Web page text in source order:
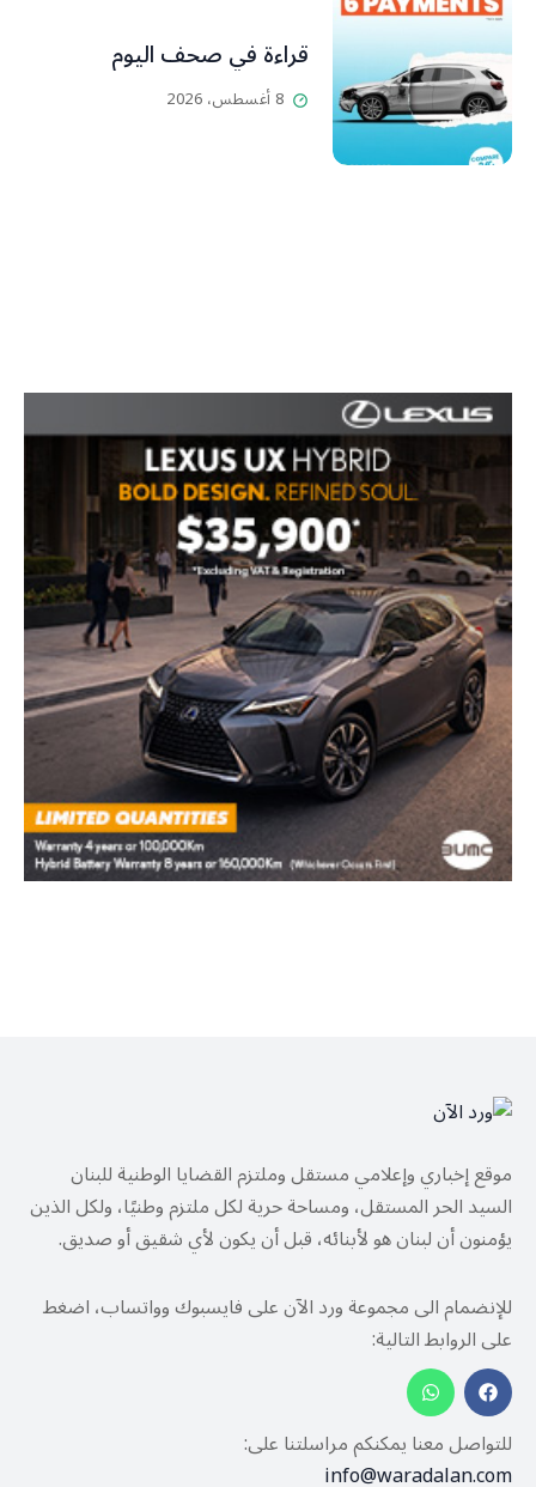
قراءة في صحف اليوم
8 أغسطس، 2026
موقع إخباري وإعلامي مستقل وملتزم القضايا الوطنية للبنان
السيد الحر المستقل، ومساحة حرية لكل ملتزم وطنيًا، ولكل الذين
يؤمنون أن لبنان هو لأبنائه، قبل أن يكون لأي شقيق أو صديق.
للإنضمام الى مجموعة ورد الآن على فايسبوك وواتساب، اضغط
على الروابط التالية:
للتواصل معنا يمكنكم مراسلتنا على:
info@waradalan.com